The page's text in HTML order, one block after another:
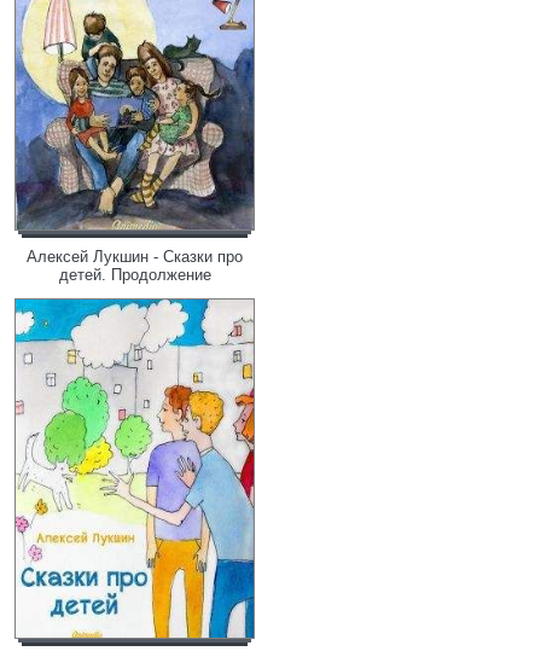
Алексей Лукшин - Сказки про
детей. Продолжение